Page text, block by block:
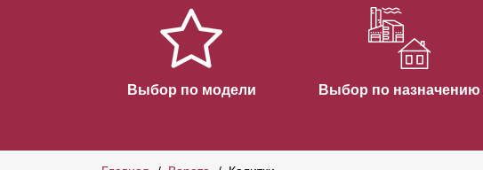
Выбор по модели Выбор по назначению